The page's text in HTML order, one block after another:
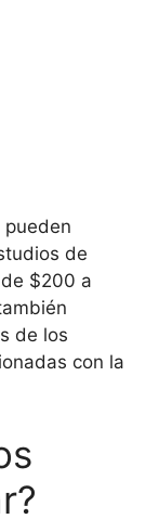
de
$200 a
de los
con la